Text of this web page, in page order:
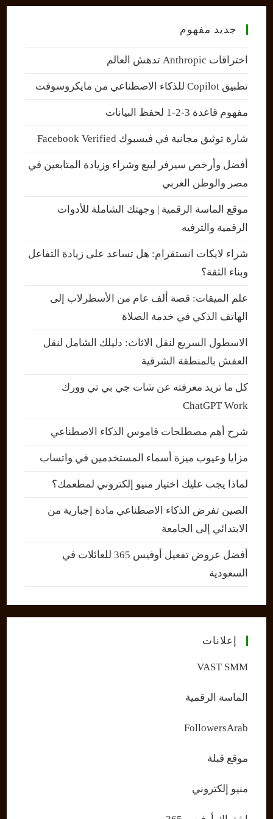
جديد مفهوم
اختراقات Anthropic تدهش العالم
تطبيق Copilot للذكاء الاصطناعي من مايكروسوفت
مفهوم قاعدة 3-2-1 لحفظ البيانات
شارة توثيق مجانية في فيسبوك Facebook Verified
أفضل وأرخص سيرفر لبيع وشراء وزيادة المتابعين في
مصر والوطن العربي
موقع الماسة الرقمية | وجهتك الشاملة للأدوات
الرقمية والترفيه
شراء لايكات انستقرام: هل تساعد على زيادة التفاعل
وبناء الثقة؟
علم الميقات: قصة ألف عام من الأسطرلاب إلى
الهاتف الذكي في خدمة الصلاة
الاسطول السريع لنقل الاثاث: دليلك الشامل لنقل
العفش بالمنطقة الشرقية
كل ما تريد معرفته عن شات جي بي تي وورك
ChatGPT Work
شرح أهم مصطلحات قاموس الذكاء الاصطناعي
مزايا وعيوب ميزة أسماء المستخدمين في واتساب
لماذا يجب عليك اختيار منيو إلكتروني لمطعمك؟
الصين تفرض الذكاء الاصطناعي مادة إجبارية من
الابتدائي إلى الجامعة
أفضل عروض تفعيل أوفيس 365 للعائلات في
السعودية
إعلانات
VAST SMM
الماسة الرقمية
FollowersArab
موقع قبلة
منيو إلكتروني